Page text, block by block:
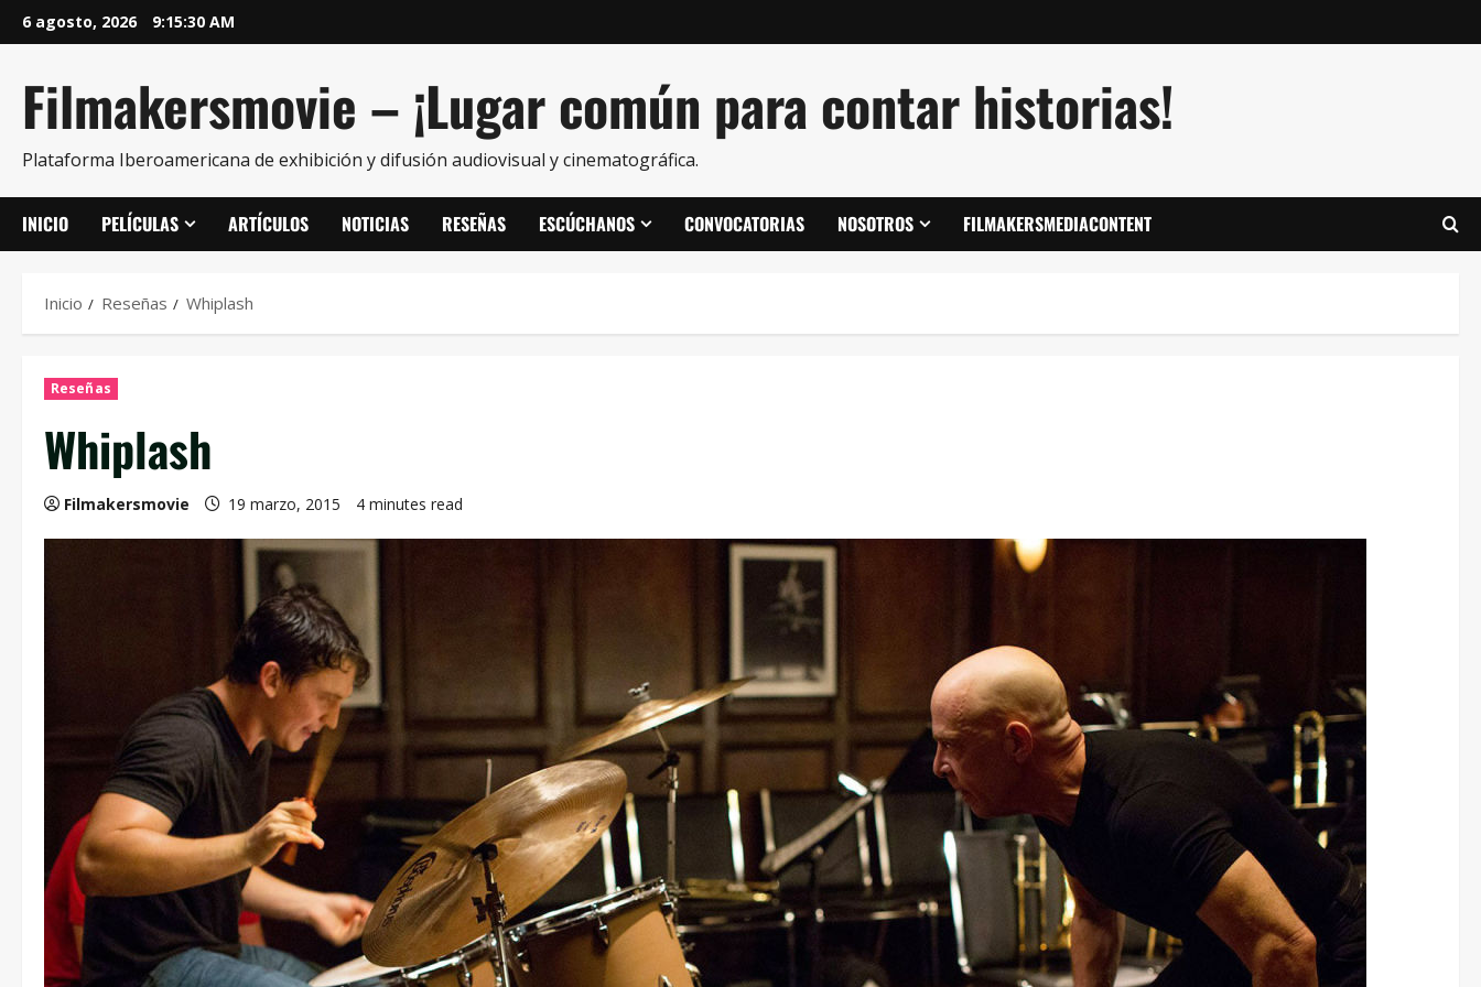
6 agosto, 2026 9:15:32 AM
Filmakersmovie – ¡Lugar común para contar historias!
Plataforma Iberoamericana de exhibición y difusión audiovisual y cinematográfica.
INICIO PELÍCULAS ARTÍCULOS NOTICIAS RESEÑAS ESCÚCHANOS CONVOCATORIAS NOSOTROS FILMAKERSMEDIACONTENT
Inicio Reseñas Whiplash
Reseñas
Whiplash
Filmakersmovie 19 marzo, 2015 4 minutes read